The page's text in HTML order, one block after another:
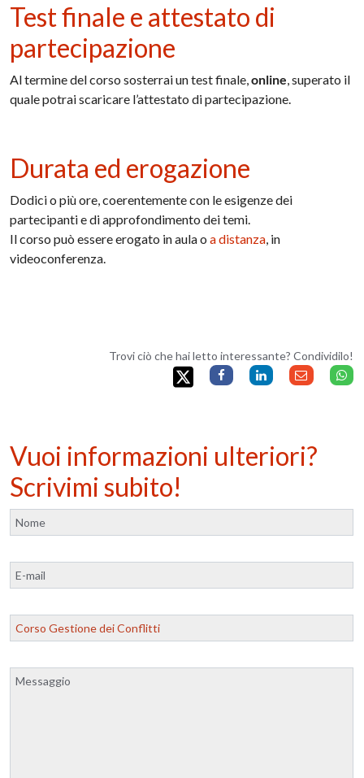
Test finale e attestato di
partecipazione
Al termine del corso sosterrai un test finale,online, superato il
quale potrai scaricare l’attestato di partecipazione.
Durata ed erogazione
Dodici o più ore, coerentemente con le esigenze dei
partecipanti e di approfondimento dei temi.
Il corso può essere erogato in aula oa distanza, in
videoconferenza.
Trovi ciò che hai letto interessante? Condividilo!
Vuoi informazioni ulteriori?
Scrivimi subito!